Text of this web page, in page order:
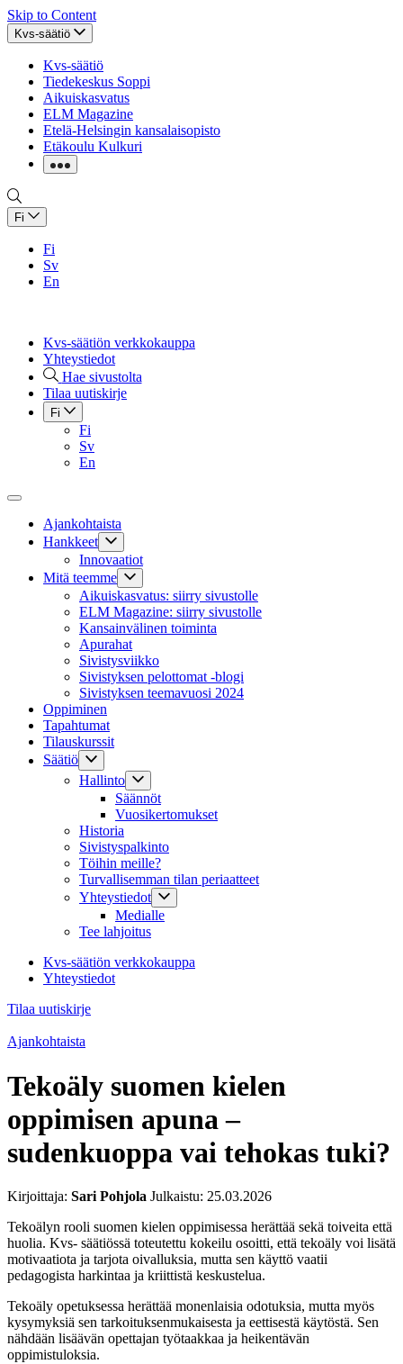
Skip to Content
Kvs-säätiö
Kvs-säätiö
Tiedekeskus Soppi
Aikuiskasvatus
ELM Magazine
Etelä-Helsingin kansalaisopisto
Etäkoulu Kulkuri
Fi
Fi
Sv
En
Kvs-säätiön verkkokauppa
Yhteystiedot
Hae sivustolta
Tilaa uutiskirje
Fi
Fi
Sv
En
Ajankohtaista
Hankkeet
Innovaatiot
Mitä teemme
Aikuiskasvatus: siirry sivustolle
ELM Magazine: siirry sivustolle
Kansainvälinen toiminta
Apurahat
Sivistysviikko
Sivistyksen pelottomat -blogi
Sivistyksen teemavuosi 2024
Oppiminen
Tapahtumat
Tilauskurssit
Säätiö
Hallinto
Säännöt
Vuosikertomukset
Historia
Sivistyspalkinto
Töihin meille?
Turvallisemman tilan periaatteet
Yhteystiedot
Medialle
Tee lahjoitus
Kvs-säätiön verkkokauppa
Yhteystiedot
Tilaa uutiskirje
Ajankohtaista
Tekoäly suomen kielen
oppimisen apuna –
sudenkuoppa vai tehokas tuki?
Kirjoittaja: Sari Pohjola Julkaistu: 25.03.2026
Tekoälyn rooli suomen kielen oppimisessa herättää sekä toiveita että
huolia. Kvs- säätiössä toteutettu kokeilu osoitti, että tekoäly voi lisätä
motivaatiota ja tarjota oivalluksia, mutta sen käyttö vaatii
pedagogista harkintaa ja kriittistä keskustelua.
Tekoäly opetuksessa herättää monenlaisia odotuksia, mutta myös
kysymyksiä sen tarkoituksenmukaisesta ja eettisestä käytöstä. Sen
nähdään lisäävän opettajan työtaakkaa ja heikentävän
oppimistuloksia.